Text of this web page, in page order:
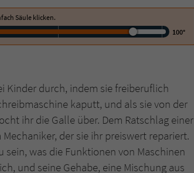
Säule klicken.
100°
Kinder durch, indem sie freiberuflich
kaputt, und als sie von der
ihr die Galle über. Dem Ratschlag einer
der sie ihr preiswert repariert.
was die Funktionen von Maschinen
und seine Gehabe, eine Mischung aus
Verwendung von Cookies auf dieser Website zu
speichern.
Literatur-Couch Medien GmbH & Co. KG
1 Jahr
Cookie für die Bewertung einzelner Buchtitel